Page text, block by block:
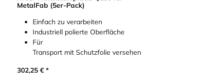
MetalFab (5er-Pack)
Einfach zu verarbeiten
Industriell polierte Oberfläche
Für
Transport mit Schutzfolie versehen
302,25 €